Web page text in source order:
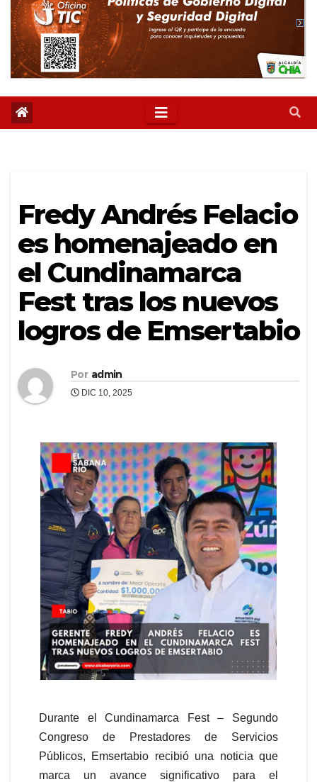
Fredy Andrés Felacio
es homenajeado en
el Cundinamarca
Fest tras los nuevos
logros de Emsertabio
Por admin
DIC 10, 2025
Durante el Cundinamarca Fest – Segundo
Congreso de Prestadores de Servicios
Públicos, Emsertabio recibió una noticia que
marca un avance significativo para el